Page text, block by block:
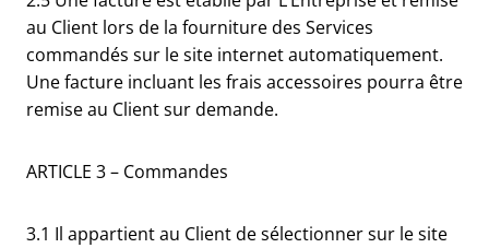
au Client lors de la fourniture des Services
commandés sur le site internet automatiquement.
Une facture incluant les frais accessoires pourra être
remise au Client sur demande.
ARTICLE 3 – Commandes
3.1 Il appartient au Client de sélectionner sur le site